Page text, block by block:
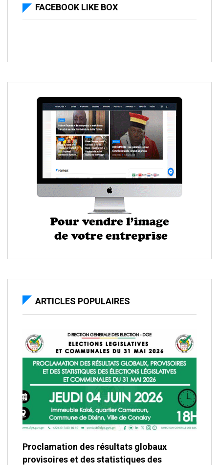
FACEBOOK LIKE BOX
ARTICLES POPULAIRES
Proclamation des résultats globaux
provisoires et des statistiques des